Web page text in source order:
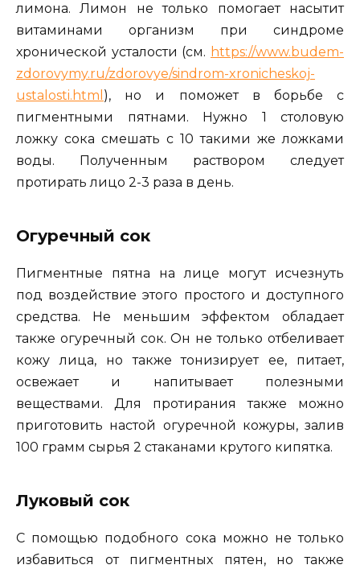
лимона. Лимон не только помогает насытит
витаминами организм при синдроме
хронической усталости (см. https://www.budem-
zdorovymy.ru/zdorovye/sindrom-xronicheskoj-
ustalosti.html ), но и поможет в борьбе с
пигментными пятнами. Нужно 1 столовую
ложку сока смешать с 10 такими же ложками
воды. Полученным раствором следует
протирать лицо 2-3 раза в день.
Огуречный сок
Пигментные пятна на лице могут исчезнуть
под воздействие этого простого и доступного
средства. Не меньшим эффектом обладает
также огуречный сок. Он не только отбеливает
кожу лица, но также тонизирует ее, питает,
освежает и напитывает полезными
веществами. Для протирания также можно
приготовить настой огуречной кожуры, залив
100 грамм сырья 2 стаканами крутого кипятка.
Луковый сок
С помощью подобного сока можно не только
избавиться от пигментных пятен, но также